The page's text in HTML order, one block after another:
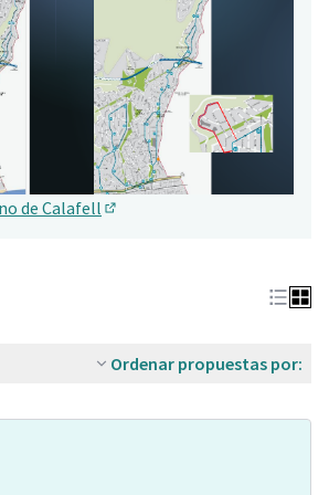
de Calafell
Ordenar propuestas por: